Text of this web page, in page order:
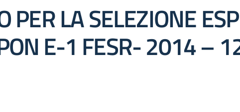
PER LA SELEZIONE
E-1 FESR- 2014 –